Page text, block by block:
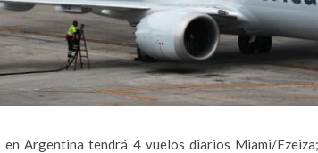
Argentina tendrá 4 vuelos diarios Miami/